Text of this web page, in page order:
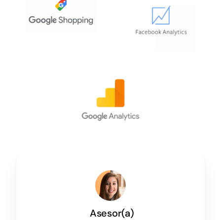
Asesor(a)